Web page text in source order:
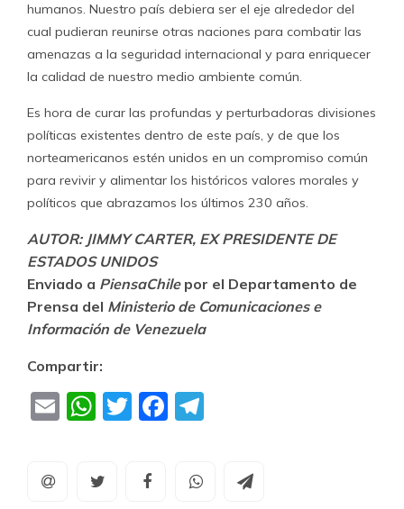
humanos. Nuestro país debiera ser el eje alrededor del
cual pudieran reunirse otras naciones para combatir las
amenazas a la seguridad internacional y para enriquecer
la calidad de nuestro medio ambiente común.
Es hora de curar las profundas y perturbadoras divisiones
políticas existentes dentro de este país, y de que los
norteamericanos estén unidos en un compromiso común
para revivir y alimentar los históricos valores morales y
políticos que abrazamos los últimos 230 años.
AUTOR: JIMMY CARTER, EX PRESIDENTE DE
ESTADOS UNIDOS
Enviado a PiensaChilepor el Departamento de
Prensa del Ministerio de Comunicaciones e
Información de Venezuela
Compartir:
EmailWhatsApp
TwitterFacebook